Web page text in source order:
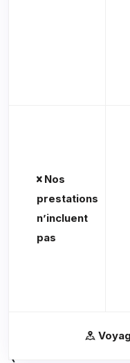
Nos
prestations
n’incluent
pas